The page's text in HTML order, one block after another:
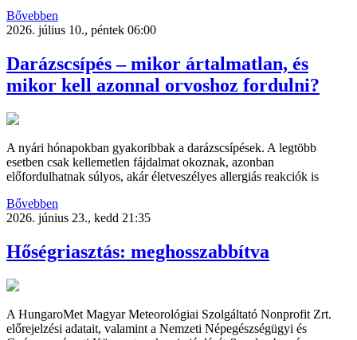
Bővebben
2026. július 10., péntek 06:00
Darázscsípés – mikor ártalmatlan, és
mikor kell azonnal orvoshoz fordulni?
A nyári hónapokban gyakoribbak a darázscsípések. A legtöbb
esetben csak kellemetlen fájdalmat okoznak, azonban
előfordulhatnak súlyos, akár életveszélyes allergiás reakciók is
Bővebben
2026. június 23., kedd 21:35
Hőségriasztás: meghosszabbítva
A HungaroMet Magyar Meteorológiai Szolgáltató Nonprofit Zrt.
előrejelzési adatait, valamint a Nemzeti Népegészségügyi és